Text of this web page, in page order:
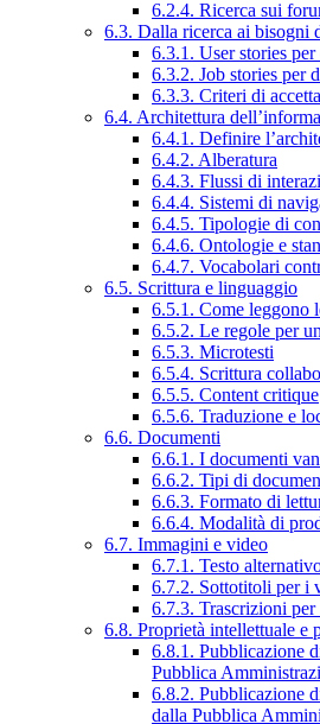
6.2.4. Ricerca sui
6.3. Dalla ricerca ai bisogni
6.3.1. User stories
6.3.2. Job stories per
6.3.3. Criteri di
6.4. Architettura
6.4.1. Definire
6.4.2. Alberatura
6.4.3. Flussi di
6.4.4. Sistemi di
6.4.5. Tipologie di
6.4.6. Ontologie e
6.4.7. Vocabolari
6.5. Scrittura e linguaggio
6.5.1. Come leggono
6.5.2. Le regole per
6.5.3. Microtesti
6.5.4. Scrittura
6.5.5. Content critique
6.5.6. Traduzione e
6.6. Documenti
6.6.1. I documenti
6.6.2. Tipi di
6.6.3. Formato di
6.6.4. Modalità di
6.7. Immagini e video
6.7.1. Testo
6.7.2. Sottotitoli per i
6.7.3. Trascrizioni
6.8. Proprietà intellettuale e
6.8.1. Pubblicazione
Pubblica
6.8.2. Pubblicazione
dalla Pubblica